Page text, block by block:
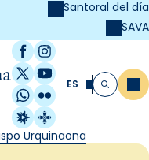
Santoral del día
SAVA
Facebook
Instagram
X / Twitter
YouTube
WhatsApp
Flickr
Radio Estel
Catalunya
ES Buscar
Urquinaona